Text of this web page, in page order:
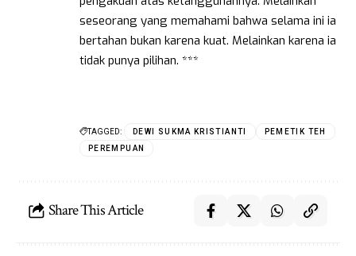
seseorang yang memahami bahwa selama ini ia
bertahan bukan karena kuat. Melainkan karena ia
tidak punya pilihan. ***
TAGGED: DEWI SUKMA KRISTIANTI
PEMETIK TEH
PEREMPUAN
Share This Article